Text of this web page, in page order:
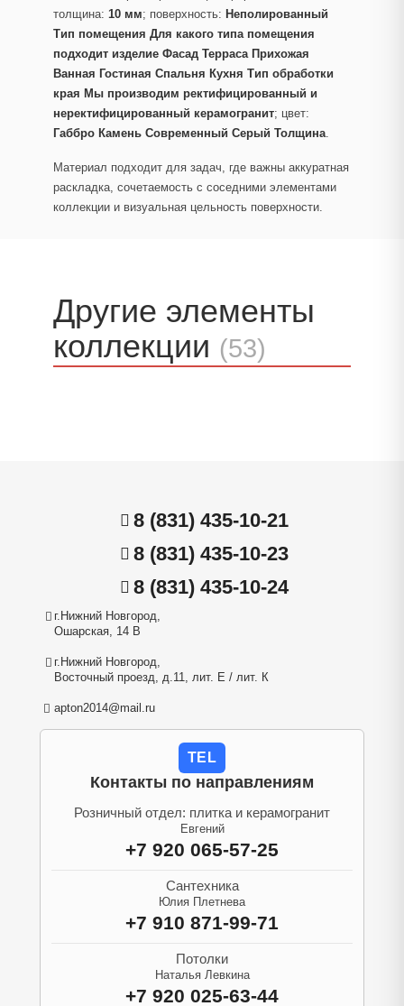
толщина: 10 мм; поверхность: Неполированный
Тип помещения Для какого типа помещения
подходит изделие Фасад Терраса Прихожая
Ванная Гостиная Спальня Кухня Тип обработки
края Мы производим ректифицированный и
неректифицированный керамогранит; цвет:
Габбро Камень Современный Серый Толщина.
Материал подходит для задач, где важны аккуратная
раскладка, сочетаемость с соседними элементами
коллекции и визуальная цельность поверхности.
Другие элементы
коллекции (53)
8 (831) 435-10-21
8 (831) 435-10-23
8 (831) 435-10-24
г.Нижний Новгород,
Ошарская, 14 В
г.Нижний Новгород,
Восточный проезд, д.11, лит. Е / лит. К
apton2014@mail.ru
TEL
Контакты по направлениям
Розничный отдел: плитка и керамогранит
Евгений
+7 920 065-57-25
Сантехника
Юлия Плетнева
+7 910 871-99-71
Потолки
Наталья Левкина
+7 920 025-63-44